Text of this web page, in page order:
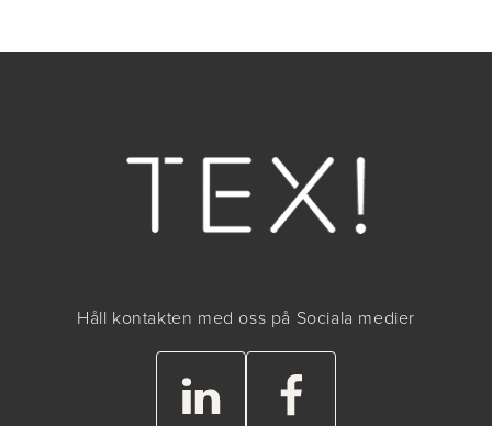
Håll kontakten med oss på Sociala medier